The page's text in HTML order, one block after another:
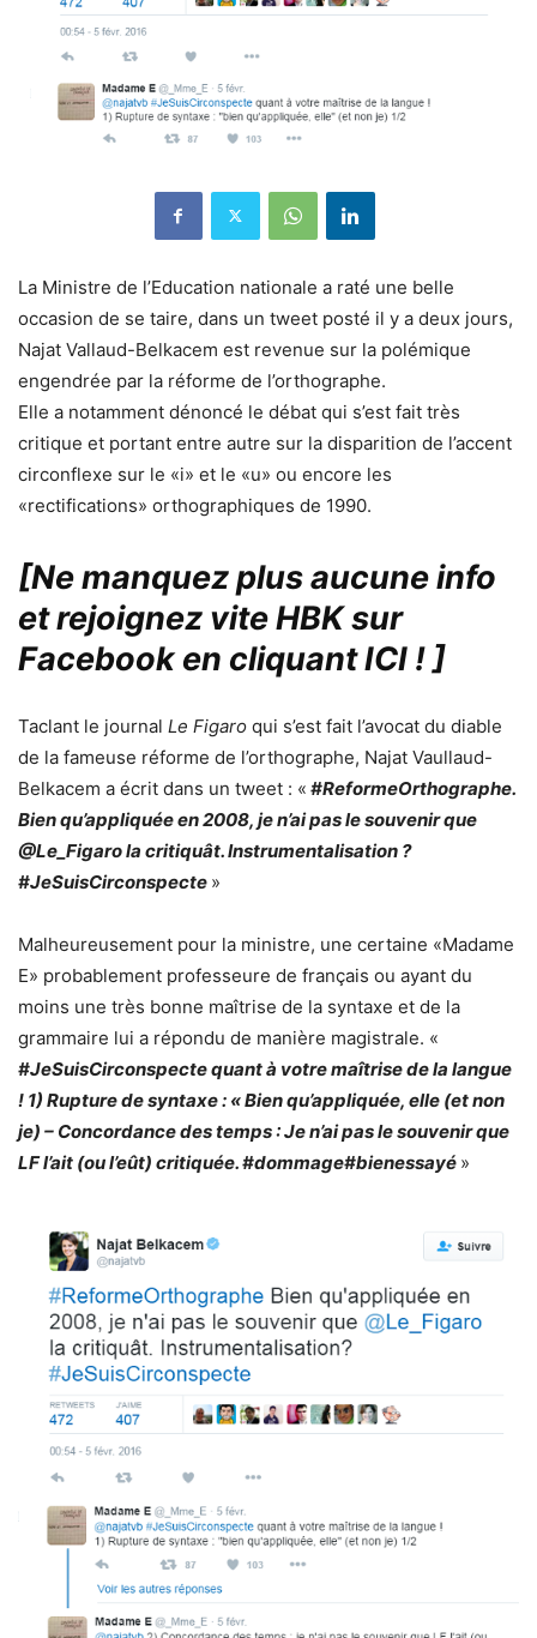
La Ministre de l’Education nationale a raté une belle
occasion de se taire, dans un tweet posté il y a deux jours,
Najat Vallaud-Belkacem est revenue sur la polémique
engendrée par la réforme de l’orthographe.
Elle a notamment dénoncé le débat qui s’est fait très
critique et portant entre autre sur la disparition de l’accent
circonflexe sur le «i» et le «u» ou encore les
«rectifications» orthographiques de 1990.
[Ne manquez plus aucune info
et rejoignez vite HBK sur
Facebook en cliquant ICI !]
Taclant le journal Le Figaro qui s’est fait l’avocat du diable
de la fameuse réforme de l’orthographe, Najat Vaullaud-
Belkacem a écrit dans un tweet : « #ReformeOrthographe.
Bien qu’appliquée en 2008, je n’ai pas le souvenir que
@Le_Figaro la critiquât. Instrumentalisation ?
#JeSuisCirconspecte »
Malheureusement pour la ministre, une certaine «Madame
E» probablement professeure de français ou ayant du
moins une très bonne maîtrise de la syntaxe et de la
grammaire lui a répondu de manière magistrale. «
#JeSuisCirconspecte quant à votre maîtrise de la langue
! 1) Rupture de syntaxe : « Bien qu’appliquée, elle (et non
je) – Concordance des temps : Je n’ai pas le souvenir que
LF l’ait (ou l’eût) critiquée. #dommage#bienessayé »